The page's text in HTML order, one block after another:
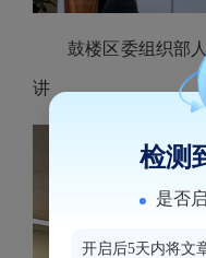
鼓楼区委组织部
讲
检测
是否
开启后5天内将文